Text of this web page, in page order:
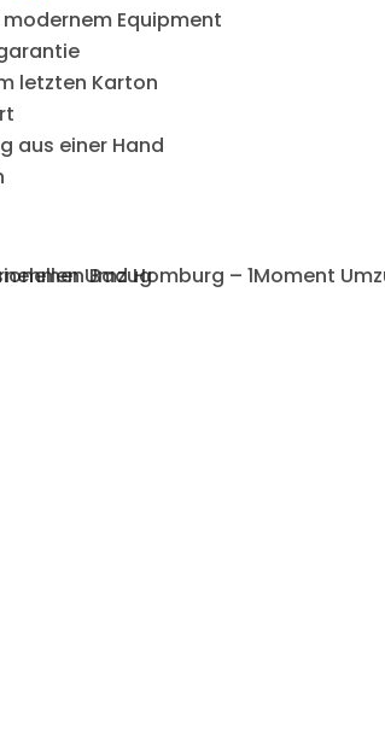
Equipment
letzten Karton
aus einer Hand